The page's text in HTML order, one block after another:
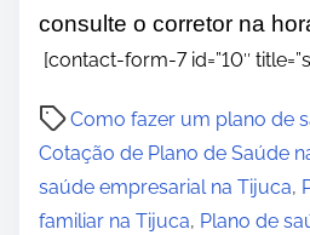
consulte o corretor na
[contact-form-7 id=”10″
Como fazer um plano de
Cotação de Plano de Saúde
saúde empresarial na Tijuca,
familiar na Tijuca, Plano de
P
o
s
t